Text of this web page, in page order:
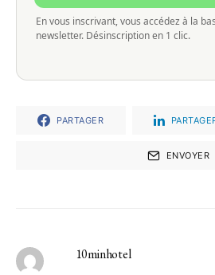
En vous inscrivant, vous accédez à la
newsletter. Désinscription en 1 clic.
PARTAGER
ENVOYER
10minhotel